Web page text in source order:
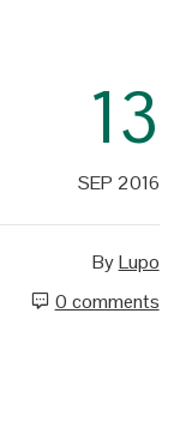
13
SEP 2016
ByLupo
0 comments